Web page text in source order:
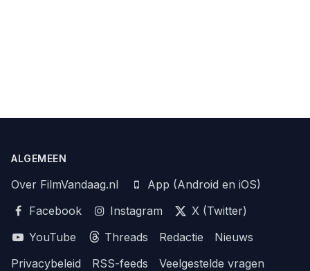
ALGEMEEN
Over FilmVandaag.nl
App (Android en iOS)
Facebook
Instagram
X (Twitter)
YouTube
Threads Redactie
Nieuws
Privacybeleid
RSS-feeds Veelgestelde vragen